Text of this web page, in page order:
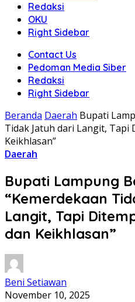
Redaksi
OKU
Right Sidebar
Contact Us
Pedoman Media Siber
Redaksi
Right Sidebar
Beranda Daerah Bupati
Tidak Jatuh dari Langit, Tapi
Keikhlasan”
Daerah
Bupati Lampung
“Kemerdekaan
Langit, Tapi
dan Keikhlasan”
Beni Setiawan
November 10, 2025